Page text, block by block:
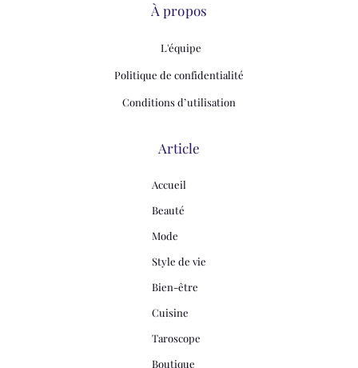
À propos
L'équipe
Politique de confidentialité
Conditions d’utilisation
Article
Accueil
Beauté
Mode
Style de vie
Bien-être
Cuisine
Taroscope
Boutique